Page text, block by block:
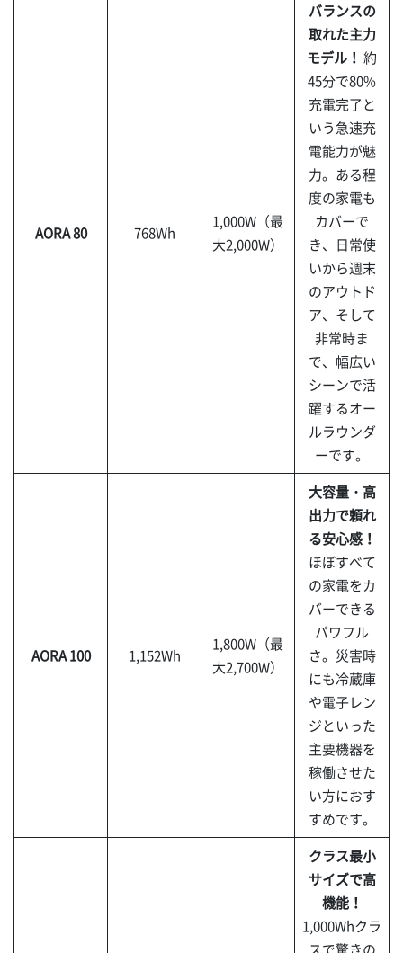
AORA 80 768Wh
1,000W（最
大2,000W）
バランスの
取れた主力
モデル！ 約
45分で80%
充電完了と
いう急速充
電能力が魅
力。ある程
度の家電も
カバーで
き、日常使
いから週末
のアウトド
ア、そして
非常時ま
で、幅広い
シーンで活
躍するオー
ルラウンダ
ーです。
AORA 100 1,152Wh
1,800W（最
大2,700W）
大容量・高
出力で頼れ
る安心感！
ほぼすべて
の家電をカ
バーできる
パワフル
さ。災害時
にも冷蔵庫
や電子レン
ジといった
主要機器を
稼働させた
い方におす
すめです。
クラス最小
サイズで高
機能！
1,000Whクラ